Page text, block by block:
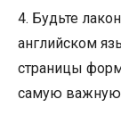
4. Будьте
английском
страницы
самую